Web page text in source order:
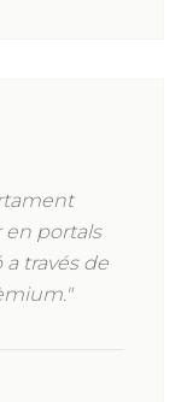
en portals
a través de